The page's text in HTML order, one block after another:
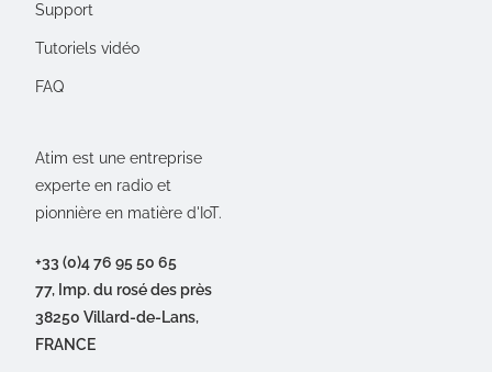
Atim est une entreprise
experte en radio et
pionnière en matière d'IoT.
+33 (0)4 76 95 50 65
77, Imp. du rosé des près
38250 Villard-de-Lans,
FRANCE
Support
Tutoriels vidéo
FAQ